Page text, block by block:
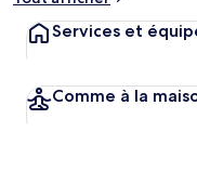
Services et
Comme à la